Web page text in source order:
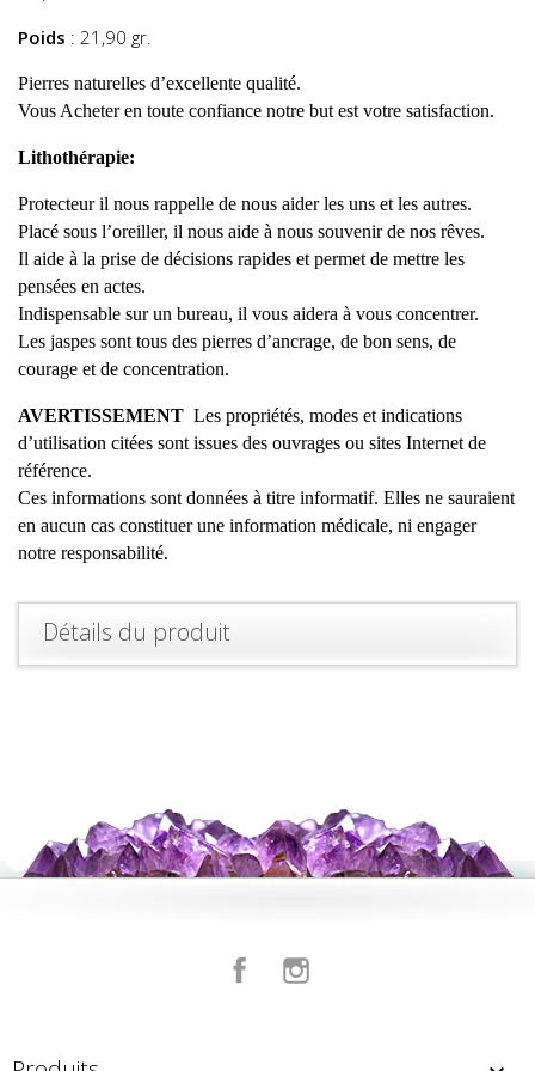
Poids : 21,90 gr.
Pierres naturelles d’excellente qualité.
Vous Acheter en toute confiance notre but est votre satisfaction.
Lithothérapie:
Protecteur il nous rappelle de nous aider les uns et les autres.
Placé sous l’oreiller, il nous aide à nous souvenir de nos rêves.
Il aide à la prise de décisions rapides et permet de mettre les
pensées en actes.
Indispensable sur un bureau, il vous aidera à vous concentrer.
Les jaspes sont tous des pierres d’ancrage, de bon sens, de
courage et de concentration.
AVERTISSEMENT Les propriétés, modes et indications
d’utilisation citées sont issues des ouvrages ou sites Internet de
référence.
Ces informations sont données à titre informatif. Elles ne sauraient
en aucun cas constituer une information médicale, ni engager
notre responsabilité.
Détails du produit
Facebook